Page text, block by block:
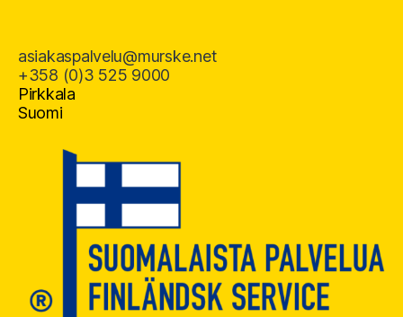
asiakaspalvelu@murske.net
+358 (0)3 525 9000
Pirkkala
Suomi